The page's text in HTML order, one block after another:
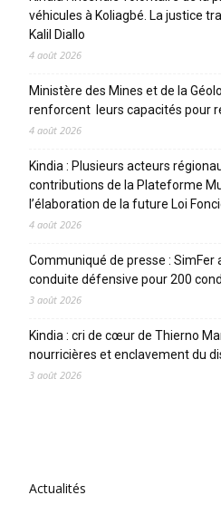
véhicules à Koliagbé. La justice
Kalil Diallo
4 août 2026
Ministère des Mines et de la
renforcent leurs capacités pour
4 août 2026
Kindia : Plusieurs acteurs
contributions de la Plateforme
l’élaboration de la future Loi
4 août 2026
Communiqué de presse :
conduite défensive pour 200
3 août 2026
Kindia : cri de cœur de Thierno
nourricières et enclavement du
3 août 2026
Actualités